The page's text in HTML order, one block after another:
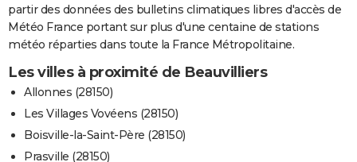
partir des données des bulletins climatiques libres d'accès de
Météo France portant sur plus d'une centaine de stations
météo réparties dans toute la France Métropolitaine.
Les villes à proximité de Beauvilliers
Allonnes (28150)
Les Villages Vovéens (28150)
Boisville-la-Saint-Père (28150)
Prasville (28150)